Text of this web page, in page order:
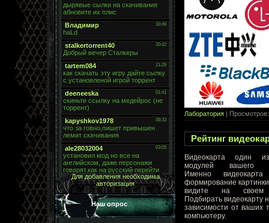
Для добавления необходима
авторизация
Наш опрос
Лаборатория |
Рейтинг
Видеокарта один
модулей вашего
Именно видеокарта
формирование
видите на своем
Подбирать видеокарту
зависимости от ваших
компьютеру.